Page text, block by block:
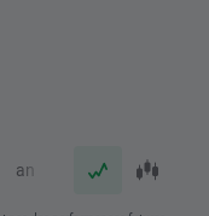
an